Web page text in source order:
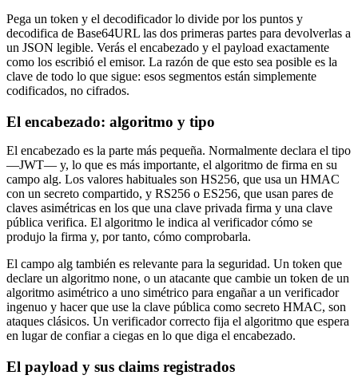
Pega un token y el decodificador lo divide por los puntos y
decodifica de Base64URL las dos primeras partes para devolverlas a
un JSON legible. Verás el encabezado y el payload exactamente
como los escribió el emisor. La razón de que esto sea posible es la
clave de todo lo que sigue: esos segmentos están simplemente
codificados, no cifrados.
El encabezado: algoritmo y tipo
El encabezado es la parte más pequeña. Normalmente declara el tipo
—JWT— y, lo que es más importante, el algoritmo de firma en su
campo alg. Los valores habituales son HS256, que usa un HMAC
con un secreto compartido, y RS256 o ES256, que usan pares de
claves asimétricas en los que una clave privada firma y una clave
pública verifica. El algoritmo le indica al verificador cómo se
produjo la firma y, por tanto, cómo comprobarla.
El campo alg también es relevante para la seguridad. Un token que
declare un algoritmo none, o un atacante que cambie un token de un
algoritmo asimétrico a uno simétrico para engañar a un verificador
ingenuo y hacer que use la clave pública como secreto HMAC, son
ataques clásicos. Un verificador correcto fija el algoritmo que espera
en lugar de confiar a ciegas en lo que diga el encabezado.
El payload y sus claims registrados